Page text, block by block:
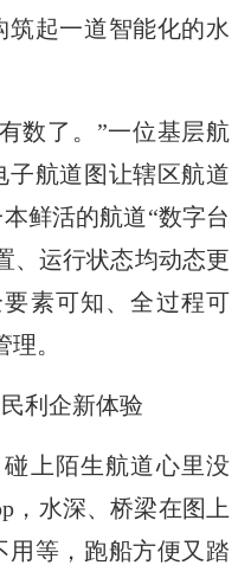
筑起一道智能化的水
数了。”一位基层航
子航道图让辖区航道
鲜活的航道“数字台
、运行状态均动态更
素可知、全过程可
。
利企新体验
上陌生航道心里没
，水深、桥梁在图上
用等，跑船方便又踏